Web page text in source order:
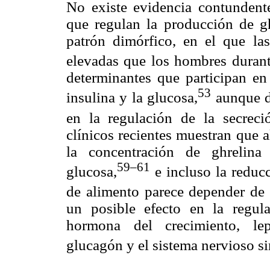
No existe evidencia
que regulan la producción de
patrón dimórfico, en el que las
elevadas que los hombres
determinantes que participan
insulina y la glucosa,53 aunque
en la regulación de la
clínicos recientes muestran que
la concentración de
glucosa,59–61 e incluso la
de alimento parece depender
un posible efecto en la
hormona del crecimiento,
glucagón y el sistema nervioso